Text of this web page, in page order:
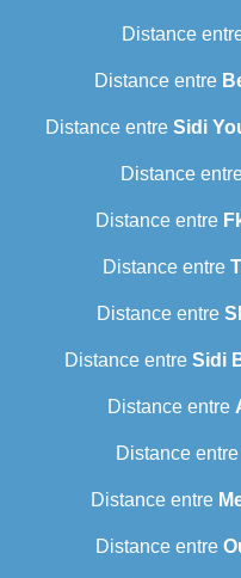
Distance
Distance entre
Distance entre Sidi
Distance
Distance entre
Distance entre
Distance entre
Distance entre Sidi
Distance entre
Distance entre
Distance entre
Distance entre